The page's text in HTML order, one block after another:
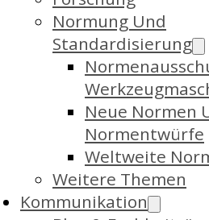
Normung Und
Standardisierung
Neue Normen
Normentwürfe
Weltweite
Weitere Themen
Kommunikation